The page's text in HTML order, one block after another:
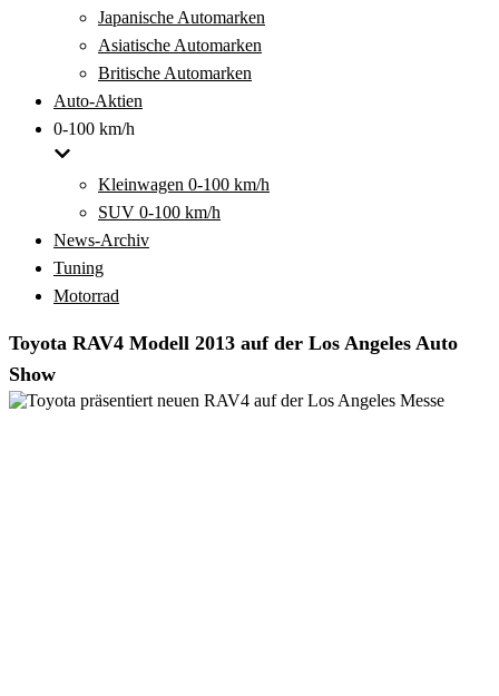
Japanische Automarken
Asiatische Automarken
Britische Automarken
Auto-Aktien
0-100 km/h
Kleinwagen 0-100 km/h
SUV 0-100 km/h
News-Archiv
Tuning
Motorrad
Toyota RAV4 Modell 2013 auf der Los Angeles Auto
Show